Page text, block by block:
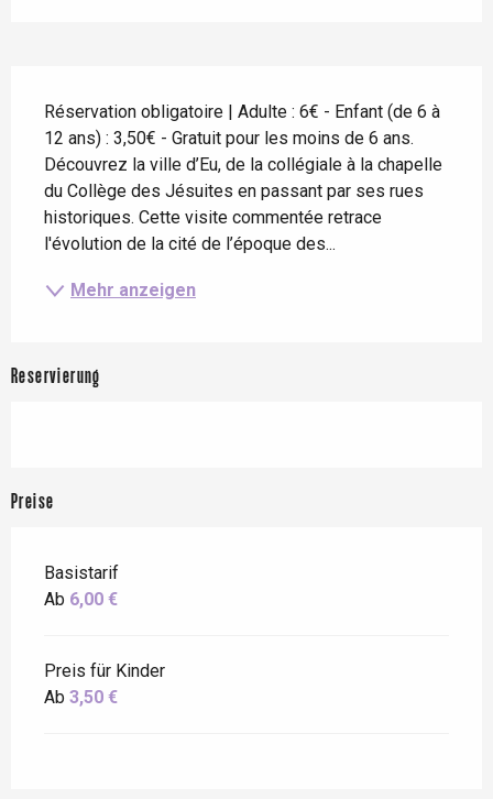
Réservation obligatoire | Adulte : 6€ - Enfant (de 6 à
12 ans) : 3,50€ - Gratuit pour les moins de 6 ans.
Découvrez la ville d’Eu, de la collégiale à la chapelle
du Collège des Jésuites en passant par ses rues
historiques. Cette visite commentée retrace
l'évolution de la cité de l’époque des...
Mehr anzeigen
Reservierung
Preise
Basistarif
Ab 6,00 €
Preis für Kinder
Ab 3,50 €